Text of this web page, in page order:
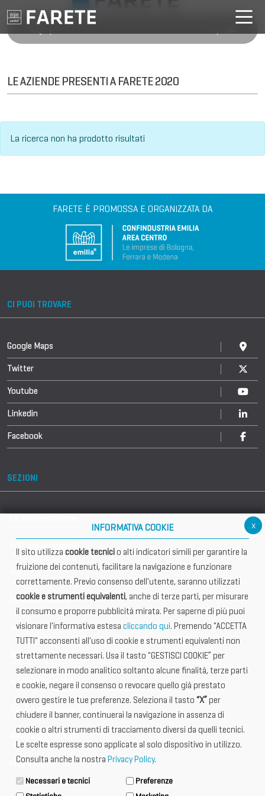
LE AZIENDE PRESENTI A FARETE 2020
La ricerca non ha prodotto risultati
FARETE È PROMOSSA E ORGANIZZATA DA
CI PUOI TROVARE
Google Maps
Twitter
Youtube
Linkedin
Facebook
SEZIONI
Info utili
Documentazione
Informazione importante
Vetrina Espositori
International Club
Tax & Legal Global Services
News e Comunicati
Media Kit
x
INFORMATIVA COOKIE
Il sito utilizza cookie tecnicio alti indicatori simili per garantire la
fruizione dei contenuti, facilitare la navigazione e funzionare
correttamente. Previo consenso dell'utente, saranno utilizzati
cookie e strumenti equivalenti, anche di terze parti, per misurare
il consumo e proporre pubblicità mirata. Per saperne di più puoi
visionare l'informativa estesa cliccando qui. Premendo "ACCETTA
TUTTI" acconsenti all'uso di cookie e strumenti equivalenti non
strettamente necessari. Usa il tasto "GESTISCI COOKIE” per
selezionare in modo analitico soltanto alcune finalità, terze parti
e cookie, negare il consenso o revocare quello già prestato
ovvero gestire le tue preferenze. Seleziona il tasto “X” per
chiudere il banner, continuerai la navigazione in assenza di
cookie o altri strumenti di tracciamento diversi da quelli tecnici.
Le scelte espresse sono applicate al solo dispositivo in utilizzo.
Consulta anche la nostra Privacy Policy.
Necessari e tecnici
Preferenze